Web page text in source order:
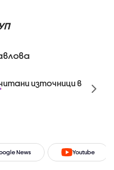
източници в
News Youtube